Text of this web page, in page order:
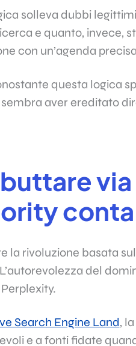
solleva dubbi
e quanto, invece,
con un’agenda
questa logica
aver ereditato
la rivoluzione basata
del
Search Engine Land,
e a fonti fidate